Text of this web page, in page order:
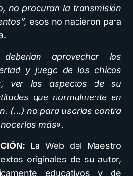
no procuran la transmisión
esos no nacieron para
aprovechar los
y juego de los chicos
ver los aspectos de su
que normalmente en
(…) no para usarlas contra
más».
La Web del Maestro
originales de su autor,
educativos y de